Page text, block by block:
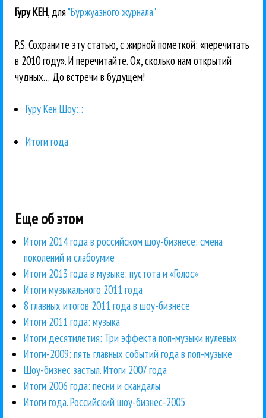
Гуру КЕН, для"Буржуазного журнала"
P.S. Сохраните эту статью, с жирной пометкой: «перечитать
в 2010 году». И перечитайте. Ох, сколько нам открытий
чудных… До встречи в будущем!
Гуру Кен Шоу:::
Итоги года
Еще об этом
Итоги 2014 года в российском шоу-бизнесе: смена
поколений и слабоумие
Итоги 2013 года в музыке: пустота и «Голос»
Итоги музыкального 2011 года
8 главных итогов 2011 года в шоу-бизнесе
Итоги 2011 года: музыка
Итоги десятилетия: Три эффекта поп-музыки нулевых
Итоги-2009: пять главных событий года в поп-музыке
Шоу-бизнес застыл. Итоги 2007 года
Итоги 2006 года: песни и скандалы
Итоги года. Российский шоу-бизнес-2005